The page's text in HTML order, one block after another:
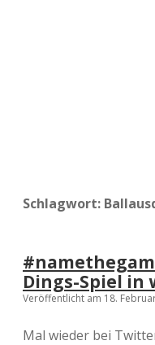
Schlagwort:
Dings-Spiel in
Veröffentlicht am 18.
Mal wieder bei